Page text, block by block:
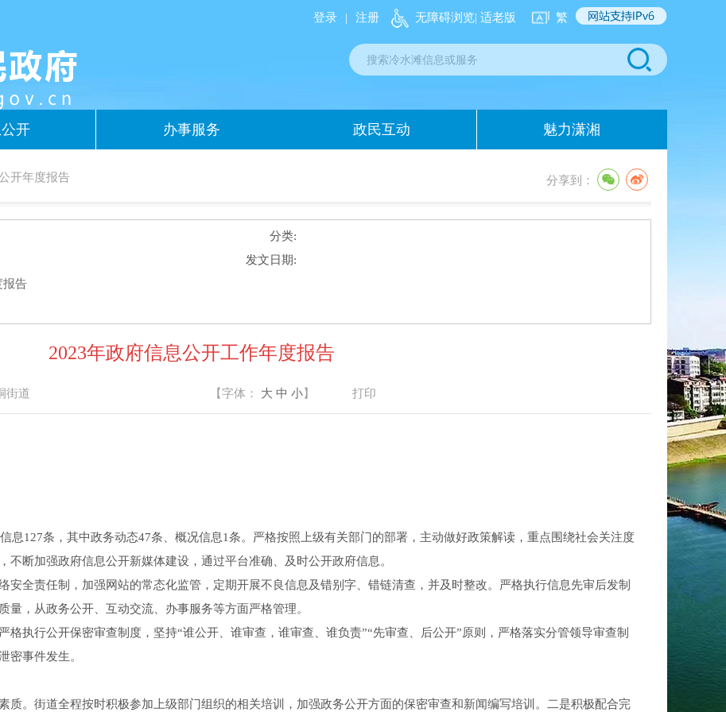
登录 | 注册 无障碍浏览| 适老版 繁
开 办事服务 政民互动 魅力潇湘
开年度报告 分享到：
分类:
发文日期:
报告
2023年政府信息公开工作年度报告
街道 【字体： 大 中 小】 打印
息127条，其中政务动态47条、概况信息1条。严格按照上级有关部门的部署，主动做好政策解读，重点围绕社会关注度
断加强政府信息公开新媒体建设，通过平台准确、及时公开政府信息。
安全责任制，加强网站的常态化监管，定期开展不良信息及错别字、错链清查，并及时整改。严格执行信息先审后发制
量，从政务公开、互动交流、办事服务等方面严格管理。
格执行公开保密审查制度，坚持“谁公开、谁审查，谁审查、谁负责”“先审查、后公开”原则，严格落实分管领导审查制
密事件发生。
质。街道全程按时积极参加上级部门组织的相关培训，加强政务公开方面的保密审查和新闻编写培训。二是积极配合完